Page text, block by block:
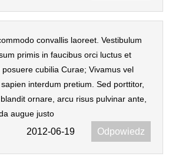
convallis laoreet. Vestibulum
primis in faucibus orci luctus et
posuere cubilia Curae; Vivamus vel
interdum pretium. Sed porttitor,
ornare, arcu risus pulvinar ante,
augue justo
Odpowiedz
2012-06-19